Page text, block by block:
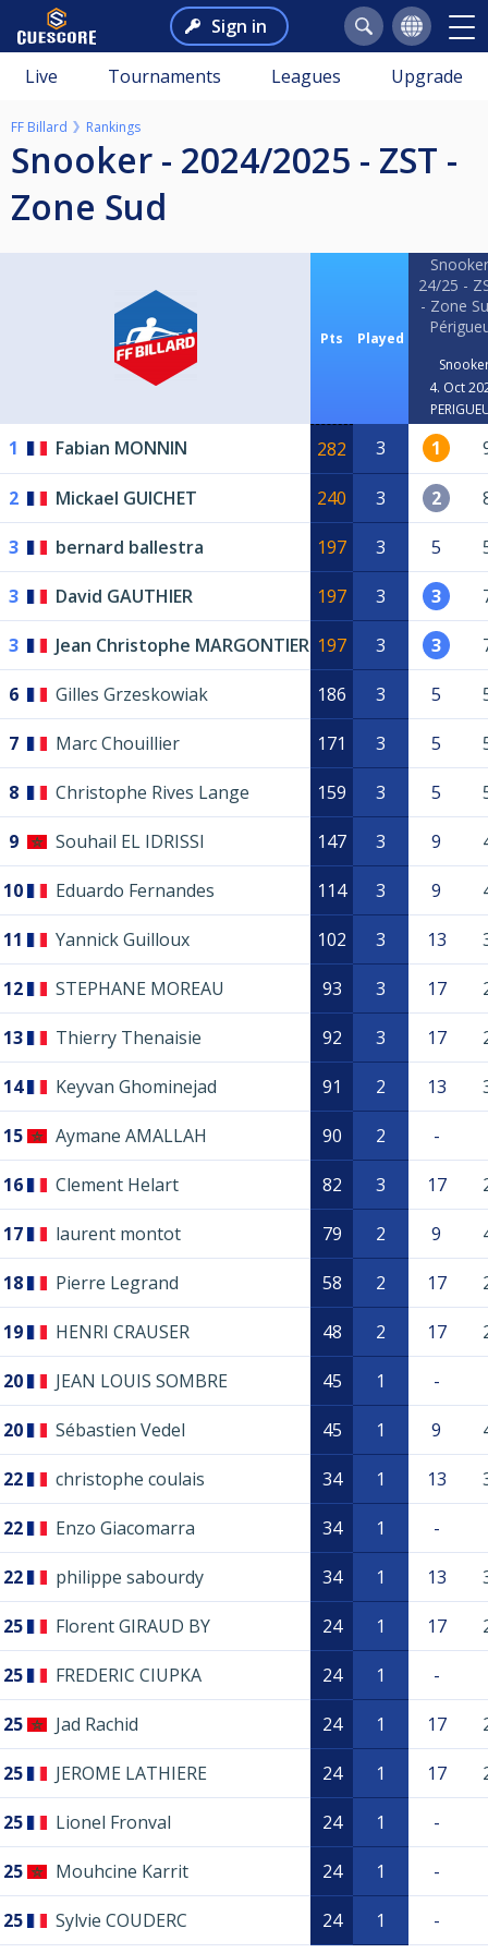
Sign in
Live Tournaments Leagues Upgrade
FF Billard Rankings
Snooker - 2024/2025 - ZST -
Zone Sud
Pts Played
24/25 -
- Zone
4. Oct
1 Fabian MONNIN 282 3 1
2 Mickael GUICHET 240 3 2
3 bernard ballestra 197 3 5
3 David GAUTHIER 197 3 3
3 Jean Christophe MARGONTIER 197 3 3
6 Gilles Grzeskowiak 186 3 5
7 Marc Chouillier 171 3 5
8 Christophe Rives Lange 159 3 5
9 Souhail EL IDRISSI 147 3 9
10 Eduardo Fernandes 114 3 9
11 Yannick Guilloux 102 3 13
12 STEPHANE MOREAU 93 3 17
13 Thierry Thenaisie 92 3 17
14 Keyvan Ghominejad 91 2 13
15 Aymane AMALLAH 90 2 -
16 Clement Helart 82 3 17
17 laurent montot 79 2 9
18 Pierre Legrand 58 2 17
19 HENRI CRAUSER 48 2 17
20 JEAN LOUIS SOMBRE 45 1 -
20 Sébastien Vedel 45 1 9
22 christophe coulais 34 1 13
22 Enzo Giacomarra 34 1 -
22 philippe sabourdy 34 1 13
25 Florent GIRAUD BY 24 1 17
25 FREDERIC CIUPKA 24 1 -
25 Jad Rachid 24 1 17
25 JEROME LATHIERE 24 1 17
25 Lionel Fronval 24 1 -
25 Mouhcine Karrit 24 1 -
25 Sylvie COUDERC 24 1 -